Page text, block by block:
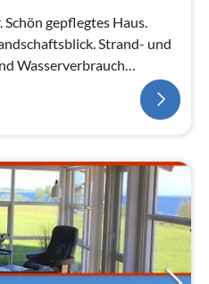
gepflegtes Haus.
Strand- und
Wasserverbrauch